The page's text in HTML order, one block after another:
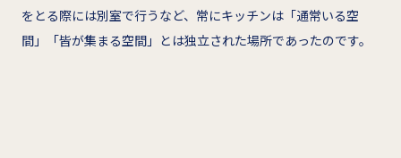
をとる際には別室で行うなど、常にキッチンは「通常いる空
間」「皆が集まる空間」とは独立された場所であったのです。